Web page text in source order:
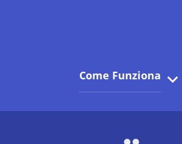
Come Funziona